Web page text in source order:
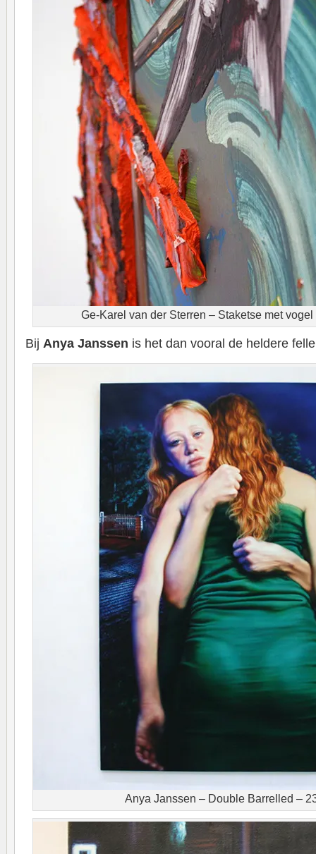
Ge-Karel van der Sterren – Staketse met
Bij Anya Janssen is het dan vooral de heldere
Anya Janssen – Double Barrelled –